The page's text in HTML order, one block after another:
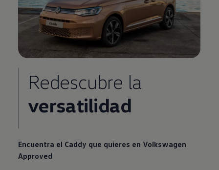
Redescubre la
versatilidad
Encuentra el Caddy que quieres en Volkswagen
Approved